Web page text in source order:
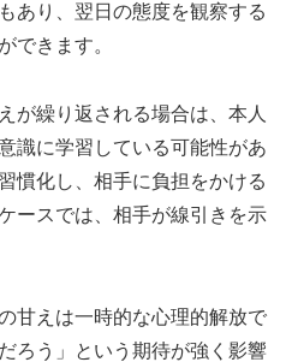
あり、翌日の態度を観察する
できます。
が繰り返される場合は、本人
識に学習している可能性があ
慣化し、相手に負担をかける
ースでは、相手が線引きを示
甘えは一時的な心理的解放で
ろう」という期待が強く影響